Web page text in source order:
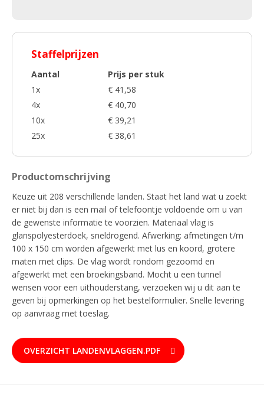
Staffelprijzen
Aantal
Prijs per stuk
1x
€ 41,58
4x
€ 40,70
10x
€ 39,21
25x
€ 38,61
Productomschrijving
Keuze uit 208 verschillende landen. Staat het land wat u zoekt
er niet bij dan is een mail of telefoontje voldoende om u van
de gewenste informatie te voorzien. Materiaal vlag is
glanspolyesterdoek, sneldrogend. Afwerking: afmetingen t/m
100 x 150 cm worden afgewerkt met lus en koord, grotere
maten met clips. De vlag wordt rondom gezoomd en
afgewerkt met een broekingsband. Mocht u een tunnel
wensen voor een uithouderstang, verzoeken wij u dit aan te
geven bij opmerkingen op het bestelformulier. Snelle levering
op aanvraag met toeslag.
OVERZICHT LANDENVLAGGEN.PDF